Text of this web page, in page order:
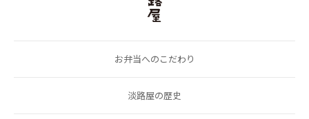
お弁当へのこだわり
淡路屋の歴史